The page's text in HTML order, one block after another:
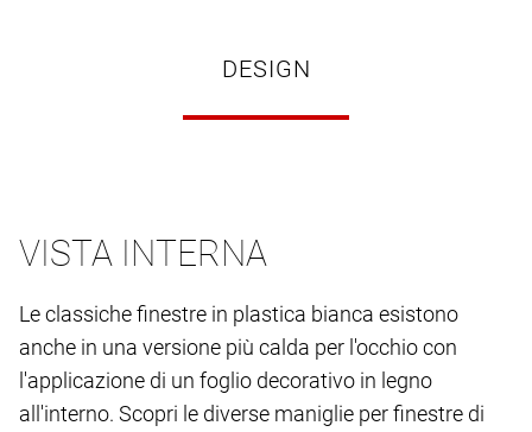
DESIGN
VISTA INTERNA
Le classiche finestre in plastica bianca esistono
anche in una versione più calda per l'occhio con
l'applicazione di un foglio decorativo in legno
all'interno. Scopri le diverse maniglie per finestre di